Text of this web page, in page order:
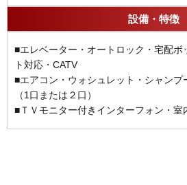
設備・特徴
■エレベーター・オートロック・宅配ボ
ト対応・CATV
■エアコン・ウォシュレット・シャンプ
（1口または２口）
■ＴＶモニター付きインターフォン・室